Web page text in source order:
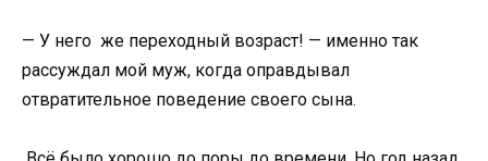
— У него же переходный возраст! — именно так
рассуждал мой муж, когда оправдывал
отвратительное поведение своего сына.